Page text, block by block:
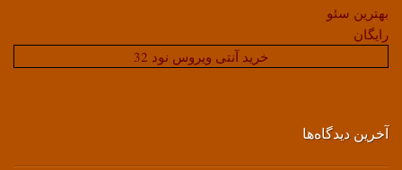
بهترین سئو
رایگان
خرید آنتی ویروس نود 32
آخرین دیدگاه‌ها